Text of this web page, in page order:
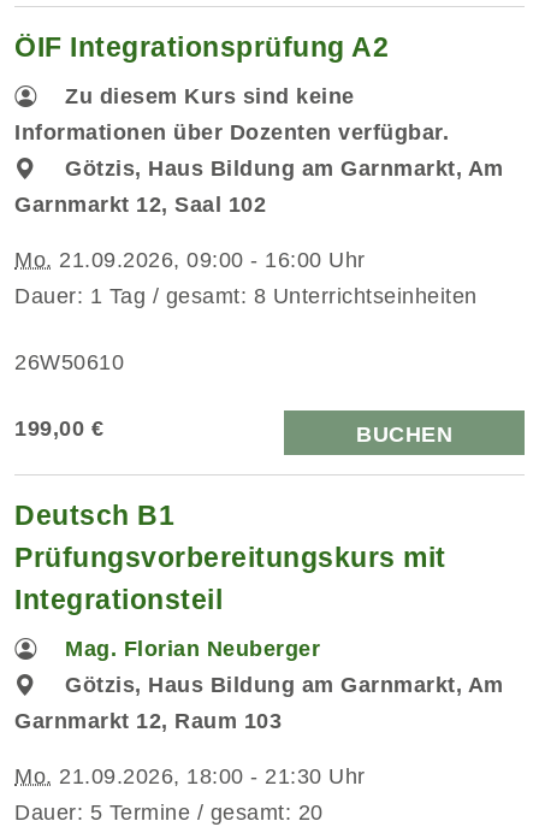
ÖIF Integrationsprüfung A2
Zu diesem Kurs sind keine
Informationen über Dozenten verfügbar.
Götzis, Haus Bildung am Garnmarkt, Am
Garnmarkt 12, Saal 102
Mo. 21.09.2026, 09:00 - 16:00 Uhr
Dauer: 1 Tag / gesamt: 8 Unterrichtseinheiten
26W50610
199,00 € BUCHEN
Deutsch B1
Prüfungsvorbereitungskurs mit
Integrationsteil
Mag. Florian Neuberger
Götzis, Haus Bildung am Garnmarkt, Am
Garnmarkt 12, Raum 103
Mo. 21.09.2026, 18:00 - 21:30 Uhr
Dauer: 5 Termine / gesamt: 20